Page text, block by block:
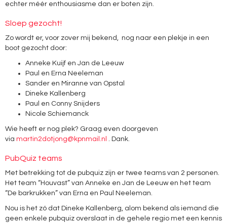
echter méér enthousiasme dan er boten zijn.
Sloep gezocht!
Zo wordt er, voor zover mij bekend, nog naar een plekje in een
boot gezocht door:
Anneke Kuijf en Jan de Leeuw
Paul en Erna Neeleman
Sander en Miranne van Opstal
Dineke Kallenberg
Paul en Conny Snijders
Nicole Schiemanck
Wie heeft er nog plek? Graag even doorgeven
via martin2dotjong@kpnmail.nl . Dank.
PubQuiz teams
Met betrekking tot de pubquiz zijn er twee teams van 2 personen.
Het team “Houvast” van Anneke en Jan de Leeuw en het team
“De barkrukken” van Erna en Paul Neeleman.
Nou is het zó dat Dineke Kallenberg, alom bekend als iemand die
geen enkele pubquiz overslaat in de gehele regio met een kennis